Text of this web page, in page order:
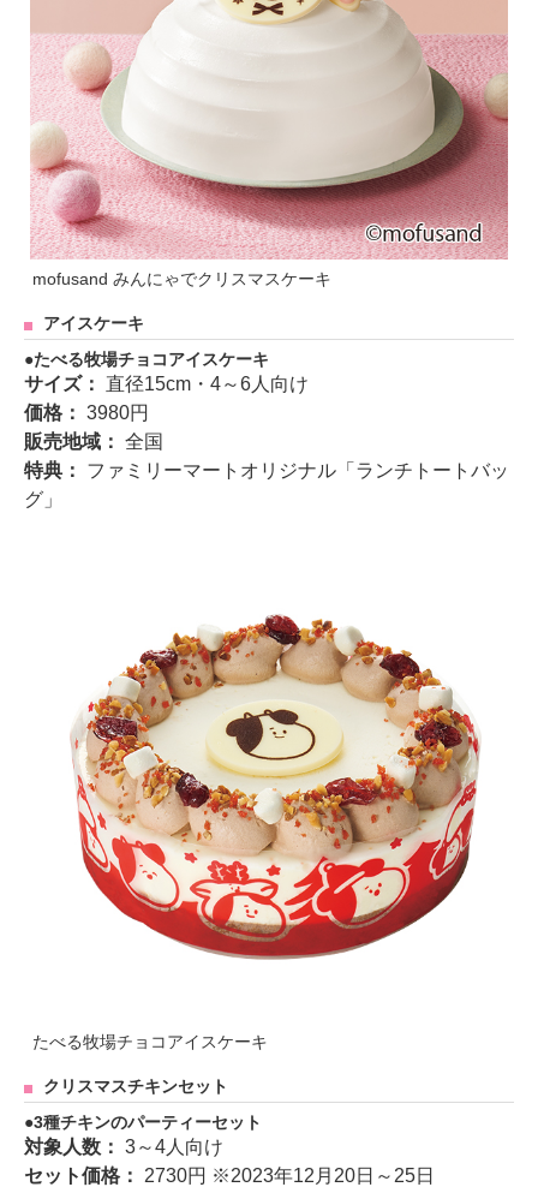
mofusand みんにゃでクリスマスケーキ
アイスケーキ
たべる牧場チョコアイスケーキ
サイズ： 直径15cm・4～6人向け
価格： 3980円
販売地域： 全国
特典： ファミリーマートオリジナル「ランチトートバッ
グ」
たべる牧場チョコアイスケーキ
クリスマスチキンセット
3種チキンのパーティーセット
対象人数： 3～4人向け
セット価格： 2730円 ※2023年12月20日～25日